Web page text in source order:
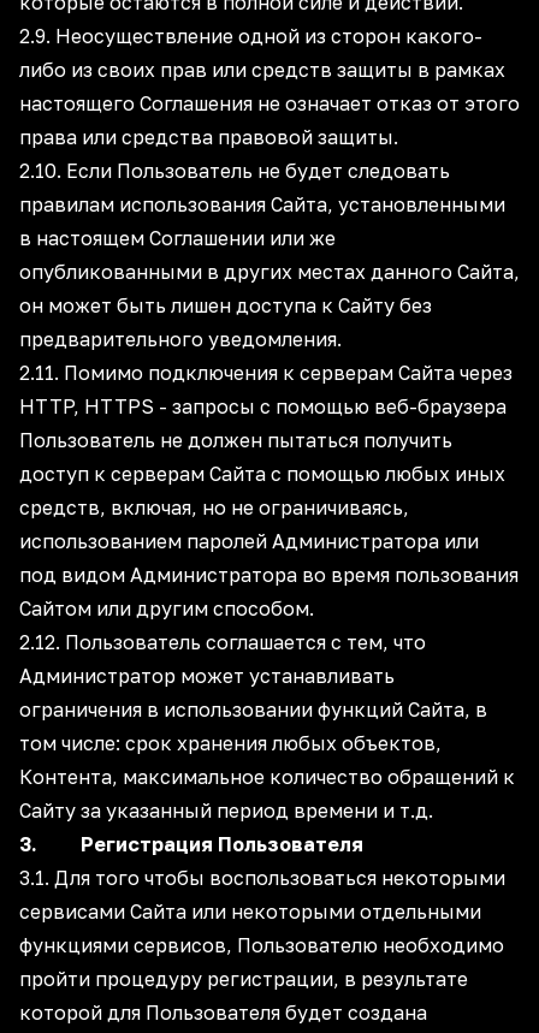
2.9. Неосуществление одной из сторон какого-
либо из своих прав или средств защиты в рамках
настоящего Соглашения не означает отказ от этого
права или средства правовой защиты.
2.10. Если Пользователь не будет следовать
правилам использования Сайта, установленными
в настоящем Соглашении или же
опубликованными в других местах данного Сайта,
он может быть лишен доступа к Сайту без
предварительного уведомления.
2.11. Помимо подключения к серверам Сайта через
HTTP, HTTPS - запросы с помощью веб-браузера
Пользователь не должен пытаться получить
доступ к серверам Сайта с помощью любых иных
средств, включая, но не ограничиваясь,
использованием паролей Администратора или
под видом Администратора во время пользования
Сайтом или другим способом.
2.12. Пользователь соглашается с тем, что
Администратор может устанавливать
ограничения в использовании функций Сайта, в
том числе: срок хранения любых объектов,
Контента, максимальное количество обращений к
Сайту за указанный период времени и т.д.
3. Регистрация Пользователя
3.1. Для того чтобы воспользоваться некоторыми
сервисами Сайта или некоторыми отдельными
функциями сервисов, Пользователю необходимо
пройти процедуру регистрации, в результате
которой для Пользователя будет создана